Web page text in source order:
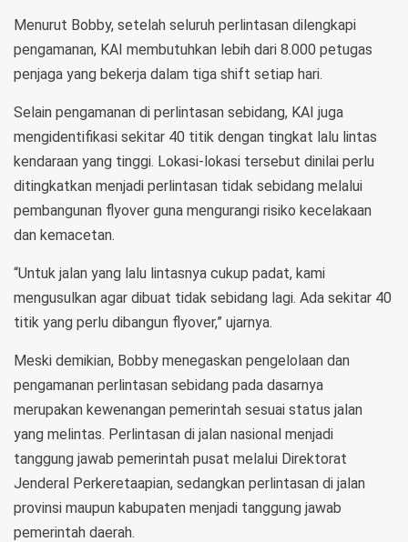
Menurut Bobby, setelah seluruh perlintasan dilengkapi
pengamanan, KAI membutuhkan lebih dari 8.000 petugas
penjaga yang bekerja dalam tiga shift setiap hari.
Selain pengamanan di perlintasan sebidang, KAI juga
mengidentifikasi sekitar 40 titik dengan tingkat lalu lintas
kendaraan yang tinggi. Lokasi-lokasi tersebut dinilai perlu
ditingkatkan menjadi perlintasan tidak sebidang melalui
pembangunan flyover guna mengurangi risiko kecelakaan
dan kemacetan.
“Untuk jalan yang lalu lintasnya cukup padat, kami
mengusulkan agar dibuat tidak sebidang lagi. Ada sekitar 40
titik yang perlu dibangun flyover,” ujarnya.
Meski demikian, Bobby menegaskan pengelolaan dan
pengamanan perlintasan sebidang pada dasarnya
merupakan kewenangan pemerintah sesuai status jalan
yang melintas. Perlintasan di jalan nasional menjadi
tanggung jawab pemerintah pusat melalui Direktorat
Jenderal Perkeretaapian, sedangkan perlintasan di jalan
provinsi maupun kabupaten menjadi tanggung jawab
pemerintah daerah.